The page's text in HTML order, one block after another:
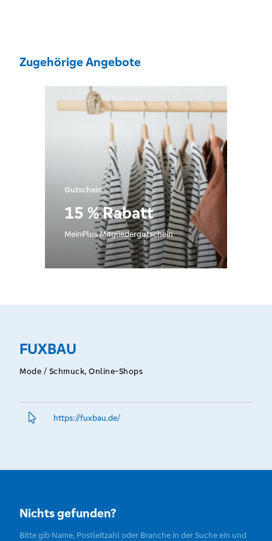
Zugehörige Angebote
Gutschein
15 % Rabatt
MeinPlus Mitgliedergutschein
FUXBAU
Mode / Schmuck, Online-Shops
https://fuxbau.­de/
Nichts gefunden?
Bitte gib Name, Postleitzahl oder Branche in der Suche ein und